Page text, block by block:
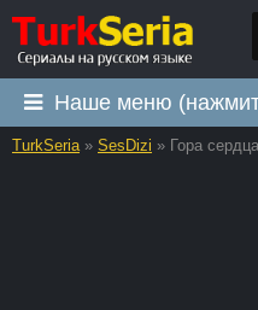
Наше меню
TurkSeria» SesDizi » Гора